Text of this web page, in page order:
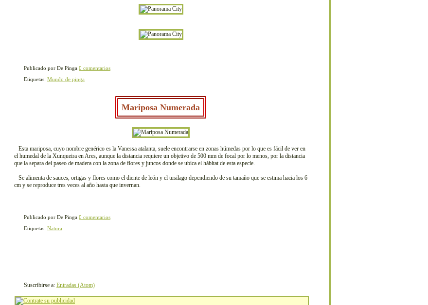
Publicado por De Pinga 0 comentarios
Etiquetas: Mundo de pinga
Mariposa Numerada
Esta mariposa, cuyo nombre genérico es la Vanessa atalanta, suele encontrarse en zonas húmedas por lo que es fácil de ver en
el humedal de la Xunqueira en Ares, aunque la distancia requiere un objetivo de 500 mm de focal por lo menos, por la distancia
que la separa del paseo de madera con la zona de flores y juncos donde se ubica el hábitat de esta especie.
Se alimenta de sauces, ortigas y flores como el diente de león y el tusilago dependiendo de su tamaño que se estima hacia los 6
cm y se reproduce tres veces al año hasta que invernan.
Publicado por De Pinga 0 comentarios
Etiquetas: Natura
Suscribirse a: Entradas (Atom)